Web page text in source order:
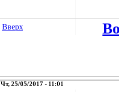
Вверх
Чт, 25/05/2017 - 11:01